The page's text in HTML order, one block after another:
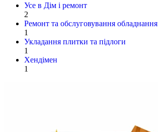
Усе в Дім і ремонт
2
Ремонт та обслуговування обладнання
1
Укладання плитки та підлоги
1
Хендімен
1